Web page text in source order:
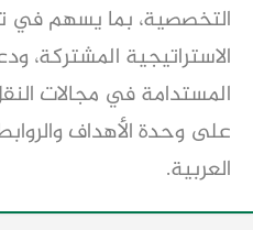
العربية.